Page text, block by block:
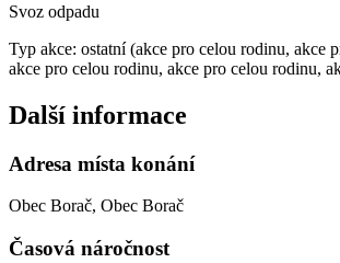
Svoz odpadu
Typ akce: ostatní (akce pro celou rodinu, akce
akce pro celou rodinu, akce pro celou rodinu,
Další informace
Adresa místa konání
Obec Borač, Obec Borač
Časová náročnost